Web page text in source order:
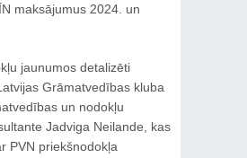
maksājumus 2024. un
jaunumos detalizēti
Grāmatvedības kluba
un nodokļu
Jadviga Neilande, kas
PVN priekšnodokļa